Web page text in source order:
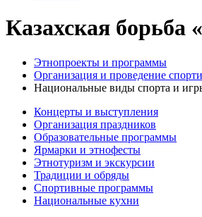
Казахская борьба
Этнопроекты и программы
Организация и проведение
Национальные виды спорта и
Концерты и выступления
Организация праздников
Образовательные программы
Ярмарки и этнофесты
Этнотуризм и экскурсии
Традиции и обряды
Спортивные программы
Национальные кухни